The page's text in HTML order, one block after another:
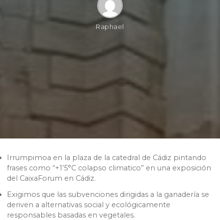
Raphael
Irrumpimoa en la plaza de la catedral de Cádiz pintando
frases como “+1’5°C colapso climatico” en una exposición
del CaixaForum en Cádiz​​​​​​​.
Exigimos que las subvenciones dirigidas a la ganadería se
deriven a alternativas social y ecológicamente
responsables basadas en vegetales.